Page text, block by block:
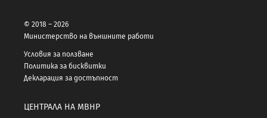
© 2018 – 2026
Министерство на външните работи
Условия за ползване
Политика за бисквитки
Декларация за достъпност
ЦЕНТРАЛА НА МВНР